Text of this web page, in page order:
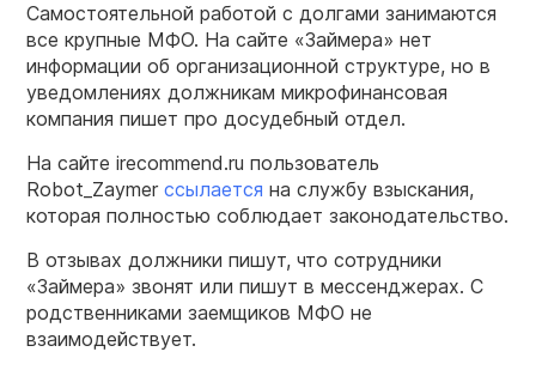
Самостоятельной работой с долгами занимаются
все крупные МФО. На сайте «Займера» нет
информации об организационной структуре, но в
уведомлениях должникам микрофинансовая
компания пишет про досудебный отдел.
На сайте irecommend.ru пользователь
Robot_Zaymer ссылается на службу взыскания,
которая полностью соблюдает законодательство.
В отзывах должники пишут, что сотрудники
«Займера» звонят или пишут в мессенджерах. С
родственниками заемщиков МФО не
взаимодействует.